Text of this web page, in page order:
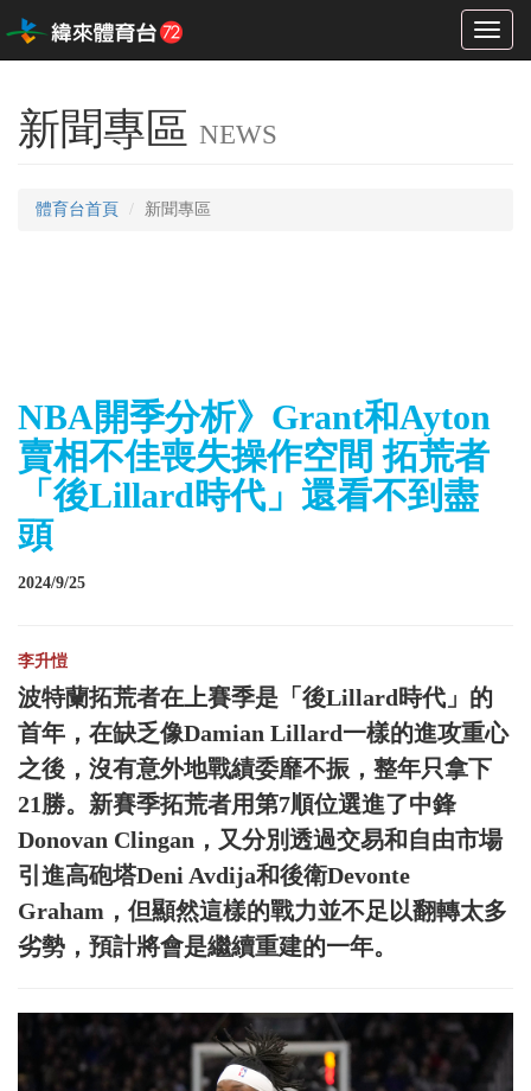
Toggle
新聞專區 NEWS
體育台首頁 新聞專區
NBA開季分析》Grant和Ayton
賣相不佳喪失操作空間 拓荒者
「後Lillard時代」還看不到盡
頭
2024/9/25
李升愷
波特蘭拓荒者在上賽季是「後Lillard時代」的
首年，在缺乏像Damian Lillard一樣的進攻重心
之後，沒有意外地戰績委靡不振，整年只拿下
21勝。新賽季拓荒者用第7順位選進了中鋒
Donovan Clingan，又分別透過交易和自由市場
引進高砲塔Deni Avdija和後衛Devonte
Graham，但顯然這樣的戰力並不足以翻轉太多
劣勢，預計將會是繼續重建的一年。